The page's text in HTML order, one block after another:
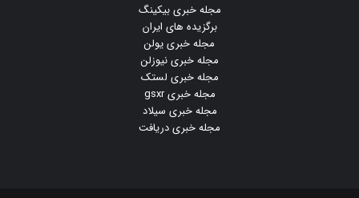
مجله خبری بیکینگ
برگزیده های ایران
مجله خبری یولن
مجله خبری نیوزلن
مجله خبری لستک
مجله خبری gsxr
مجله خبری سیلاد
مجله خبری دریافت